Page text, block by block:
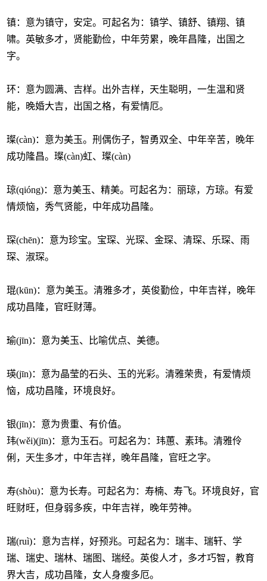
镇：意为镇守，安定。可起名为：镇学、镇舒、镇翔、镇
啸。英敏多才，贤能勤俭，中年劳累，晚年昌隆，出国之
字。
环：意为圆满、吉样。出外吉样，天生聪明，一生温和贤
能，晚婚大吉，出国之格，有爱情厄。
璨(càn)：意为美玉。刑偶伤子，智勇双全、中年辛苦，晚年
成功隆昌。璨(càn)虹、璨(càn)
琼(qióng)：意为美玉、精美。可起名为：丽琼，方琼。有爱
情烦恼，秀气贤能，中年成功昌隆。
琛(chēn)：意为珍宝。宝琛、光琛、金琛、清琛、乐琛、雨
琛、淑琛。
琨(kūn)：意为美玉。清雅多才，英俊勤俭，中年吉祥，晚年
成功昌隆，官旺财薄。
瑜(jīn)：意为美玉、比喻优点、美德。
瑛(jīn)：意为晶莹的石头、玉的光彩。清雅荣贵，有爱情烦
恼，成功昌隆，环境良好。
银(jīn)：意为贵重、有价值。
玮(wěi)(jīn)：意为玉石。可起名为：玮蕙、素玮。清雅伶
俐，天生多才，中年吉祥，晚年昌隆，官旺之字。
寿(shòu)：意为长寿。可起名为：寿楠、寿飞。环境良好，官
旺财旺，但身弱多疾，中年吉祥，晚年劳神。
瑞(ruì)：意为吉样，好预兆。可起名为：瑞丰、瑞轩、学
瑞、瑞史、瑞林、瑞图、瑞经。英俊人才，多才巧智，教育
界大吉，成功昌隆，女人身瘦多厄。